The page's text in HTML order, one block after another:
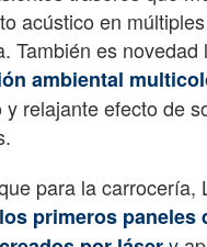
acústico en
También es novedad
ambiental
y relajante efecto de
para la carrocería,
los primeros paneles